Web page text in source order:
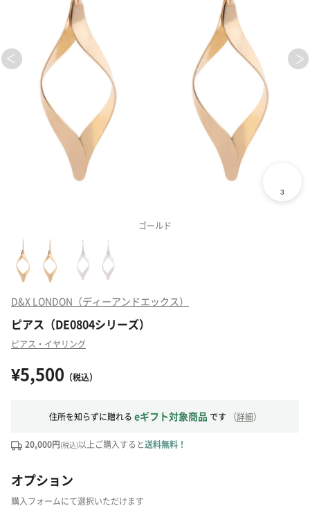
ゴールド
D&X LONDON（ディーアンドエックス）
ピアス（DE0804シリーズ）
ピアス・イヤリング
¥5,500 （税込）
住所を知らずに贈れる eギフト対象商品 です （詳細）
20,000円(税込)以上ご購入すると送料無料！
オプション
購入フォームにて選択いただけます